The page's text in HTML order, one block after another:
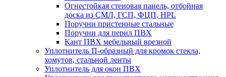
Огнестойкая стеновая панель, отбойная
доска из СМЛ, ГСП, ФЦП, HPL
Поручни пристенные стальные
Поручни для перил ПВХ
Кант ПВХ мебельный врезной
Уплотнитель П-образный для кромок стекла,
хомутов, стальной ленты
Уплотнитель для окон ПВХ